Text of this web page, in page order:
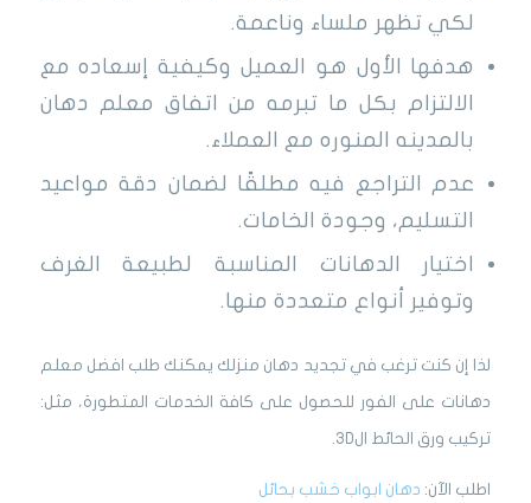
لكي تظهر ملساء وناعمة.
هدفها الأول هو العميل وكيفية إسعاده مع
الالتزام بكل ما تبرمه من اتفاق معلم دهان
بالمدينه المنوره مع العملاء.
عدم التراجع فيه مطلقًا لضمان دقة مواعيد
التسليم، وجودة الخامات.
اختيار الدهانات المناسبة لطبيعة الغرف
وتوفير أنواع متعددة منها.
لذا إن كنت ترغب في تجديد دهان منزلك يمكنك طلب افضل معلم
دهانات على الفور للحصول على كافة الخدمات المتطورة، مثل:
تركيب ورق الحائط ال3D.
اطلب الآن: دهان ابواب خشب بحائل